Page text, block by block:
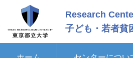
ン
Research
子ども・若者貧